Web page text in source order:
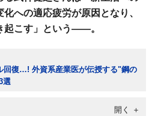
への適応疲労が原因となり、
起こす」という――。
回復…! 外資系産業医が伝授する"鋼の
選